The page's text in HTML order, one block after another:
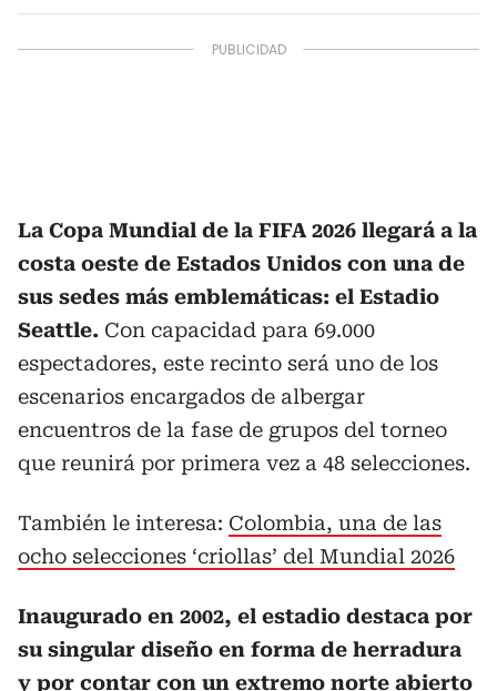
La Copa Mundial de la FIFA 2026 llegará a la
costa oeste de Estados Unidos con una de
sus sedes más emblemáticas: el Estadio
Seattle. Con capacidad para 69.000
espectadores, este recinto será uno de los
escenarios encargados de albergar
encuentros de la fase de grupos del torneo
que reunirá por primera vez a 48 selecciones.
También le interesa: Colombia, una de las
ocho selecciones ‘criollas’ del Mundial 2026
Inaugurado en 2002, el estadio destaca por
su singular diseño en forma de herradura
y por contar con un extremo norte abierto